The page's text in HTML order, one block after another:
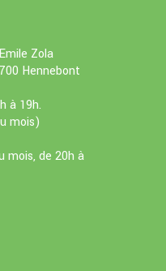
Zola
Hennebont
à 19h.
mois)
mois, de 20h à